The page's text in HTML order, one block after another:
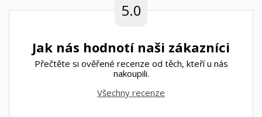
5.0
Jak nás hodnotí naši zákazníci
Přečtěte si ověřené recenze od těch, kteří u nás
nakoupili.
Všechny recenze